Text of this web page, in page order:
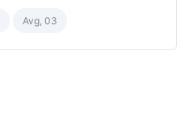
Avg, 03